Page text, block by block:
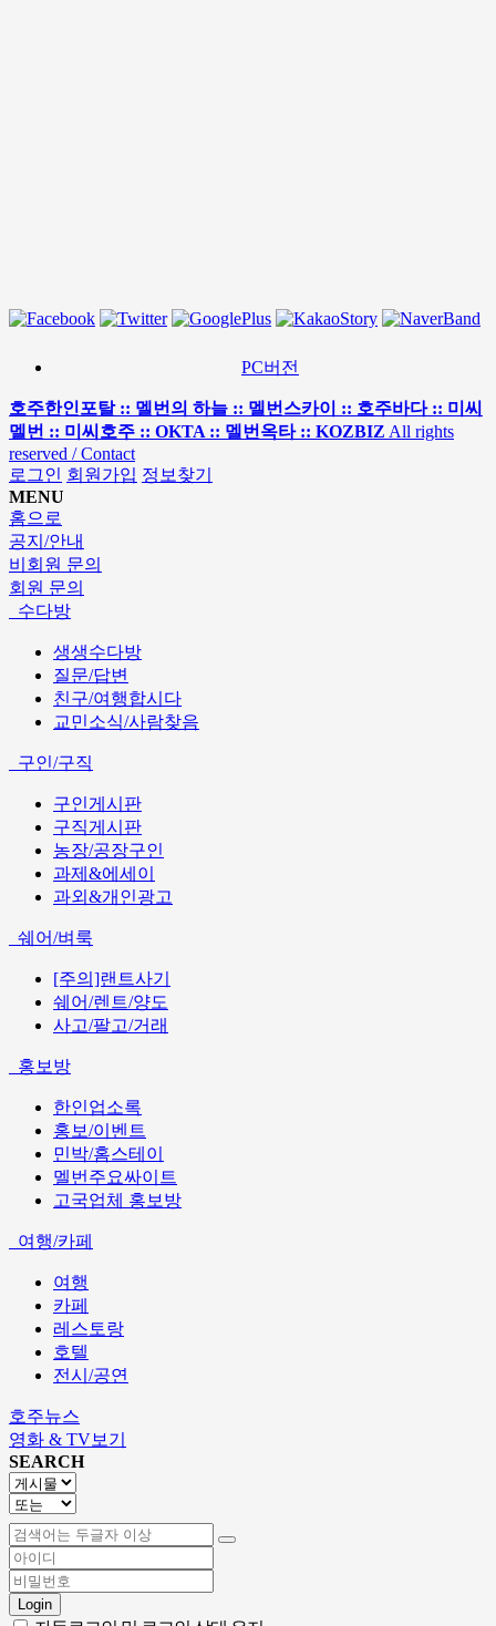
PC버전
호주한인포탈 :: 멜번의 하늘 :: 멜번스카이 :: 호주바다 :: 미씨
멜번 :: 미씨호주 :: OKTA :: 멜번옥타 :: KOZBIZ All rights
reserved / Contact
로그인 회원가입 정보찾기
MENU
홈으로
공지/안내
비회원 문의
회원 문의
수다방
생생수다방
질문/답변
친구/여행합시다
교민소식/사람찾음
구인/구직
구인게시판
구직게시판
농장/공장구인
과제&에세이
과외&개인광고
쉐어/벼룩
[주의]랜트사기
쉐어/렌트/양도
사고/팔고/거래
홍보방
한인업소록
홍보/이벤트
민박/홈스테이
멜번주요싸이트
고국업체 홍보방
여행/카페
여행
카페
레스토랑
호텔
전시/공연
호주뉴스
영화 & TV보기
SEARCH
Login